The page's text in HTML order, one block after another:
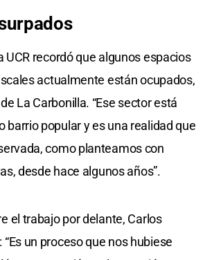
UCR recordó que algunos espacios
actualmente están ocupados,
La Carbonilla. “Ese sector está
barrio popular y es una realidad que
como planteamos con
desde hace algunos años”.
el trabajo por delante, Carlos
un proceso que nos hubiese